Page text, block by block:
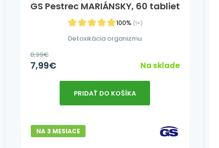
GS Pestrec MARIÁNSKY, 60 tabliet
100% (1×)
Detoxikácia organizmu
8,99€
7,99€ Na sklade
PRIDAŤ DO KOŠÍKA
NA 3 MESIACE